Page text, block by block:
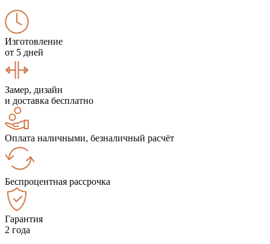
Изготовление
от 5 дней
Замер, дизайн
и доставка бесплатно
Оплата наличными, безналичный расчёт
Беспроцентная рассрочка
Гарантия
2 года